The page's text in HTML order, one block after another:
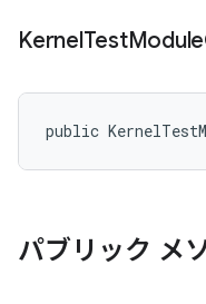
KernelTestModule
public
パブリック メ